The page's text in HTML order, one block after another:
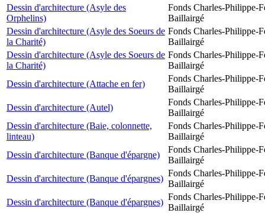
Dessin d'architecture (Asyle des
Orphelins)
Fonds Charles-Philippe-
Baillairgé
Dessin d'architecture (Asyle des Soeurs de
la Charité)
Fonds Charles-Philippe-
Baillairgé
Dessin d'architecture (Asyle des Soeurs de
la Charité)
Fonds Charles-Philippe-
Baillairgé
Dessin d'architecture (Attache en fer)
Fonds Charles-Philippe-
Baillairgé
Dessin d'architecture (Autel)
Fonds Charles-Philippe-
Baillairgé
Dessin d'architecture (Baie, colonnette,
linteau)
Fonds Charles-Philippe-
Baillairgé
Dessin d'architecture (Banque d'épargne)
Fonds Charles-Philippe-
Baillairgé
Dessin d'architecture (Banque d'épargnes)
Fonds Charles-Philippe-
Baillairgé
Dessin d'architecture (Banque d'épargnes)
Fonds Charles-Philippe-
Baillairgé